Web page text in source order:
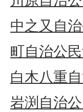
中之又自
町自治公
白木八重
岩渕自治